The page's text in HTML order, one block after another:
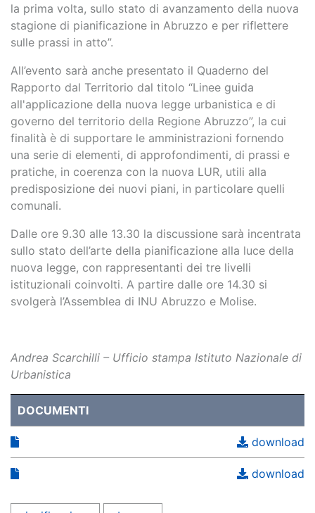
la prima volta, sullo stato di avanzamento della nuova
stagione di pianificazione in Abruzzo e per riflettere
sulle prassi in atto”.
All’evento sarà anche presentato il Quaderno del
Rapporto dal Territorio dal titolo “Linee guida
all'applicazione della nuova legge urbanistica e di
governo del territorio della Regione Abruzzo”, la cui
finalità è di supportare le amministrazioni fornendo
una serie di elementi, di approfondimenti, di prassi e
pratiche, in coerenza con la nuova LUR, utili alla
predisposizione dei nuovi piani, in particolare quelli
comunali.
Dalle ore 9.30 alle 13.30 la discussione sarà incentrata
sullo stato dell’arte della pianificazione alla luce della
nuova legge, con rappresentanti dei tre livelli
istituzionali coinvolti. A partire dalle ore 14.30 si
svolgerà l’Assemblea di INU Abruzzo e Molise.
Andrea Scarchilli – Ufficio stampa Istituto Nazionale di
Urbanistica
DOCUMENTI
download
download